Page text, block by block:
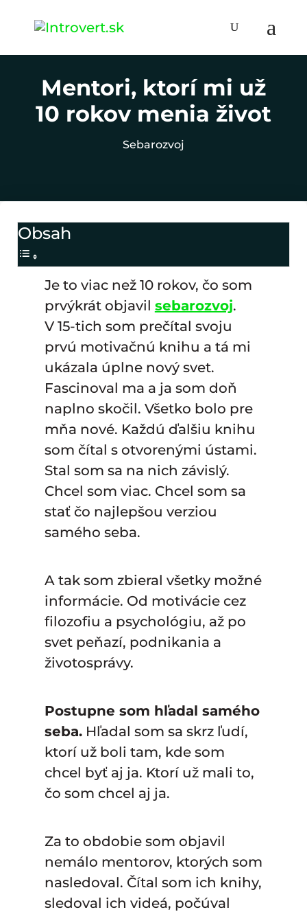
Mentori, ktorí mi už
10 rokov menia život
Sebarozvoj
Obsah
Je to viac než 10 rokov, čo som
prvýkrát objavil sebarozvoj.
V 15-tich som prečítal svoju
prvú motivačnú knihu a tá mi
ukázala úplne nový svet.
Fascinoval ma a ja som doň
naplno skočil. Všetko bolo pre
mňa nové. Každú ďalšiu knihu
som čítal s otvorenými ústami.
Stal som sa na nich závislý.
Chcel som viac. Chcel som sa
stať čo najlepšou verziou
samého seba.
A tak som zbieral všetky možné
informácie. Od motivácie cez
filozofiu a psychológiu, až po
svet peňazí, podnikania a
životosprávy.
Postupne som hľadal samého
seba.Hľadal som sa skrz ľudí,
ktorí už boli tam, kde som
chcel byť aj ja. Ktorí už mali to,
čo som chcel aj ja.
Za to obdobie som objavil
nemálo mentorov, ktorých som
nasledoval. Čítal som ich knihy,
sledoval ich videá, počúval